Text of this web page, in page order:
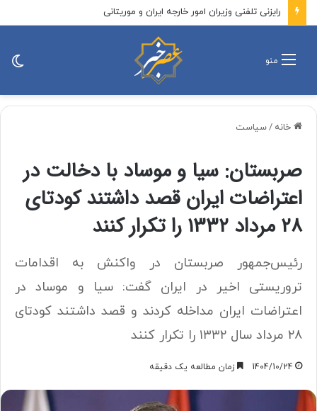
رایزنی تلفنی وزیران امور خارجه ایران و موریتانی
منو
خانه /سیاست
صربستان: سیا و موساد با دخالت در
اعتراضات ایران قصد داشتند کودتای
۲۸ مرداد ۱۳۳۲ را تکرار کنند
رئیس‌جمهور صربستان در واکنش به اقدامات
تروریستی اخیر در ایران گفت: سیا و موساد در
اعتراضات ایران مداخله کردند و قصد داشتند کودتای
۲۸ مرداد سال ۱۳۳۲ را تکرار کنند
1404/10/24 زمان مطالعه یک دقیقه